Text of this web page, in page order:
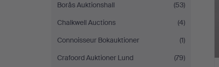
Borås Auktionshall
(53)
Chalkwell Auctions
(4)
Connoisseur Bokauktioner
(1)
Crafoord Auktioner Lund
(79)